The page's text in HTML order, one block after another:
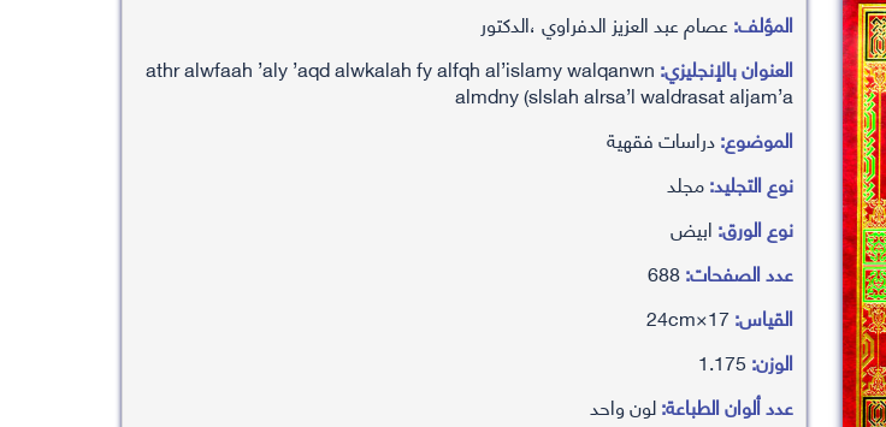
المؤلف:عصام عبد العزيز الدفراوي ،الدكتور
العنوان بالإنجليزي:athr alwfaah ’aly ’aqd alwkalah fy alfqh al’islamy walqanwn
almdny (slslah alrsa’l waldrasat aljam’a
الموضوع:دراسات فقهية
نوع التجليد:مجلد
نوع الورق:ابيض
عدد الصفحات:688
القياس:17×24cm
الوزن:
عدد ألوان الطباعة:لون واحد